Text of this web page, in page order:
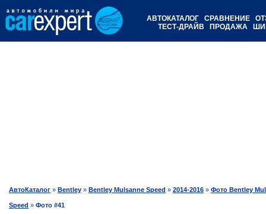
АВТОКАТАЛОГ СРАВНЕНИЕ
ТЕСТ-ДРАЙВ
ПРОДАЖА
АвтоКаталог » Bentley » Bentley Mulsanne Speed » 2014-2016 » Фото Bentley
Speed » Фото #41